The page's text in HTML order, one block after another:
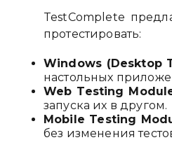
TestComplete
протестировать:
Windows (Desktop
настольных
Web Testing
запуска их в другом.
Mobile Testing
без изменения